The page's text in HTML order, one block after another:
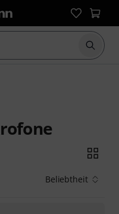
Suche
Beliebtheit